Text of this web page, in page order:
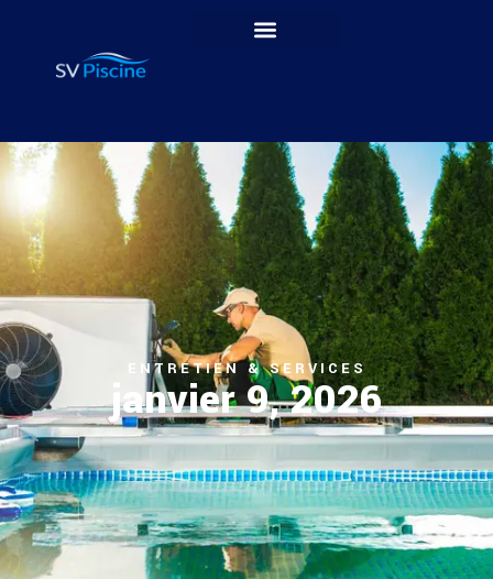
ENTRETIEN & SERVICES
janvier 9, 2026